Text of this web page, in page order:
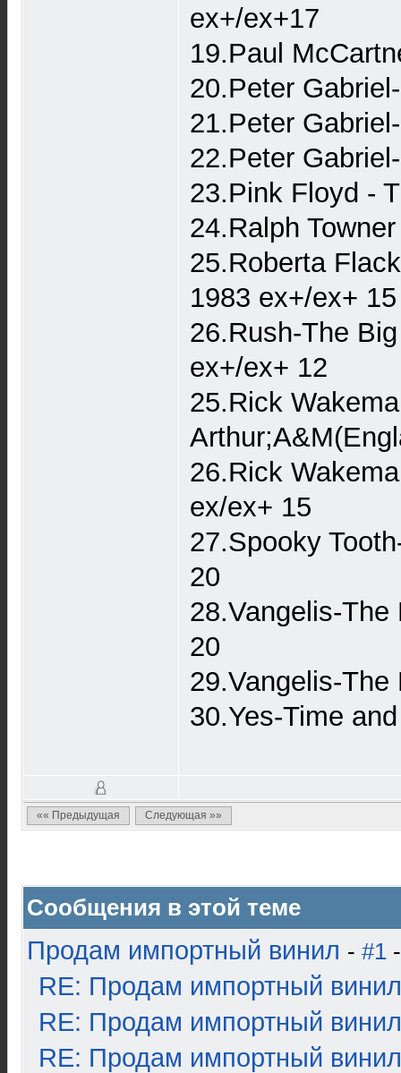
ex+/ex+17
19.Paul
20.Peter
21.Peter
22.Peter
23.Pink Floyd -
24.Ralph
25.Roberta
1983 ex+/ex+ 15
26.Rush-The
ex+/ex+ 12
25.Rick
26.Rick
ex/ex+ 15
27.Spooky
20
28.Vangelis-
20
29.Vangelis-
30.Yes-Time
«« Предыдущая Следующая »»
Сообщения в этой теме
Продам импортный винил - #1
RE: Продам импортный винил
RE: Продам импортный винил
RE: Продам импортный винил